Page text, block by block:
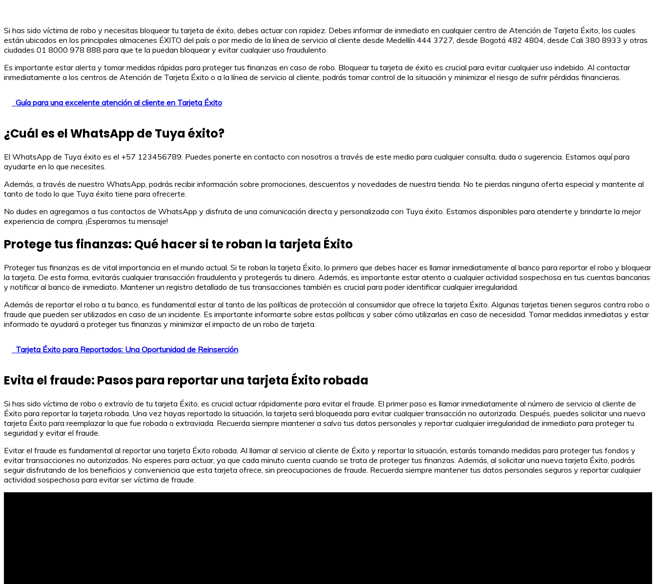
Si has sido víctima de robo y necesitas bloquear tu tarjeta de éxito, debes actuar con rapidez. Debes informar de inmediato en cualquier centro de Atención de Tarjeta Éxito, los cuales
están ubicados en los principales almacenes ÉXITO del país o por medio de la línea de servicio al cliente desde Medellín 444 3727, desde Bogotá 482 4804, desde Cali 380 8933 y otras
ciudades 01 8000 978 888 para que te la puedan bloquear y evitar cualquier uso fraudulento.
Es importante estar alerta y tomar medidas rápidas para proteger tus finanzas en caso de robo. Bloquear tu tarjeta de éxito es crucial para evitar cualquier uso indebido. Al contactar
inmediatamente a los centros de Atención de Tarjeta Éxito o a la línea de servicio al cliente, podrás tomar control de la situación y minimizar el riesgo de sufrir pérdidas financieras.
Guía para una excelente atención al cliente en Tarjeta Éxito
¿Cuál es el WhatsApp de Tuya éxito?
El WhatsApp de Tuya éxito es el +57 123456789. Puedes ponerte en contacto con nosotros a través de este medio para cualquier consulta, duda o sugerencia. Estamos aquí para
ayudarte en lo que necesites.
Además, a través de nuestro WhatsApp, podrás recibir información sobre promociones, descuentos y novedades de nuestra tienda. No te pierdas ninguna oferta especial y mantente al
tanto de todo lo que Tuya éxito tiene para ofrecerte.
No dudes en agregarnos a tus contactos de WhatsApp y disfruta de una comunicación directa y personalizada con Tuya éxito. Estamos disponibles para atenderte y brindarte la mejor
experiencia de compra. ¡Esperamos tu mensaje!
Protege tus finanzas: Qué hacer si te roban la tarjeta Éxito
Proteger tus finanzas es de vital importancia en el mundo actual. Si te roban la tarjeta Éxito, lo primero que debes hacer es llamar inmediatamente al banco para reportar el robo y bloquear
la tarjeta. De esta forma, evitarás cualquier transacción fraudulenta y protegerás tu dinero. Además, es importante estar atento a cualquier actividad sospechosa en tus cuentas bancarias
y notificar al banco de inmediato. Mantener un registro detallado de tus transacciones también es crucial para poder identificar cualquier irregularidad.
Además de reportar el robo a tu banco, es fundamental estar al tanto de las políticas de protección al consumidor que ofrece la tarjeta Éxito. Algunas tarjetas tienen seguros contra robo o
fraude que pueden ser utilizados en caso de un incidente. Es importante informarte sobre estas políticas y saber cómo utilizarlas en caso de necesidad. Tomar medidas inmediatas y estar
informado te ayudará a proteger tus finanzas y minimizar el impacto de un robo de tarjeta.
Tarjeta Éxito para Reportados: Una Oportunidad de Reinserción
Evita el fraude: Pasos para reportar una tarjeta Éxito robada
Si has sido víctima de robo o extravío de tu tarjeta Éxito, es crucial actuar rápidamente para evitar el fraude. El primer paso es llamar inmediatamente al número de servicio al cliente de
Éxito para reportar la tarjeta robada. Una vez hayas reportado la situación, la tarjeta será bloqueada para evitar cualquier transacción no autorizada. Después, puedes solicitar una nueva
tarjeta Éxito para reemplazar la que fue robada o extraviada. Recuerda siempre mantener a salvo tus datos personales y reportar cualquier irregularidad de inmediato para proteger tu
seguridad y evitar el fraude.
Evitar el fraude es fundamental al reportar una tarjeta Éxito robada. Al llamar al servicio al cliente de Éxito y reportar la situación, estarás tomando medidas para proteger tus fondos y
evitar transacciones no autorizadas. No esperes para actuar, ya que cada minuto cuenta cuando se trata de proteger tus finanzas. Además, al solicitar una nueva tarjeta Éxito, podrás
seguir disfrutando de los beneficios y conveniencia que esta tarjeta ofrece, sin preocupaciones de fraude. Recuerda siempre mantener tus datos personales seguros y reportar cualquier
actividad sospechosa para evitar ser víctima de fraude.